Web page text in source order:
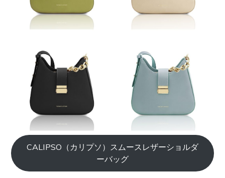
CALIPSO（カリプソ）スムースレザーショルダ
ーバッグ